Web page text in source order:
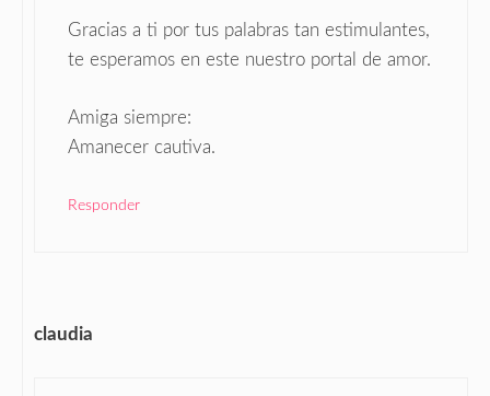
Gracias a ti por tus palabras tan estimulantes,
te esperamos en este nuestro portal de amor.
Amiga siempre:
Amanecer cautiva.
Responder
claudia